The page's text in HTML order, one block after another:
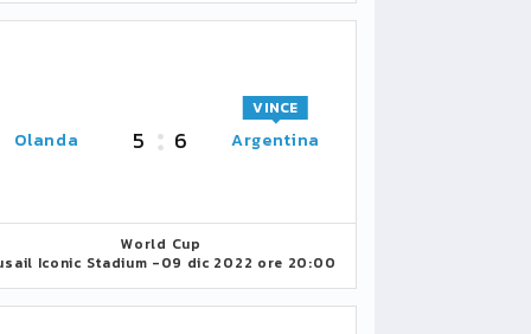
Olanda 5 6 Argentina
VINCE
World Cup
Iconic Stadium -09 dic 2022 ore 20:00